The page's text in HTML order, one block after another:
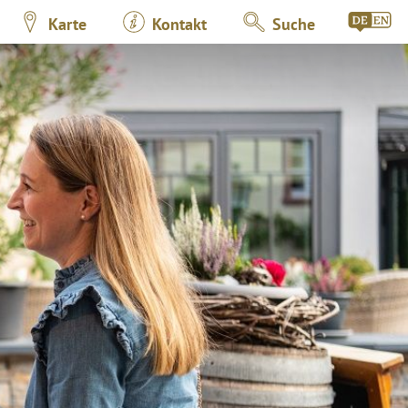
Karte Kontakt Suche